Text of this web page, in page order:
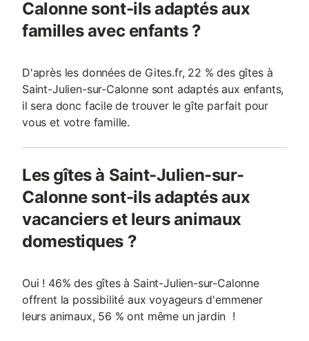
Calonne sont-ils adaptés aux
familles avec enfants ?
D'après les données de Gites.fr, 22 % des gîtes à
Saint-Julien-sur-Calonne sont adaptés aux enfants,
il sera donc facile de trouver le gîte parfait pour
vous et votre famille.
Les gîtes à Saint-Julien-sur-
Calonne sont-ils adaptés aux
vacanciers et leurs animaux
domestiques ?
Oui ! 46% des gîtes à Saint-Julien-sur-Calonne
offrent la possibilité aux voyageurs d'emmener
leurs animaux, 56 % ont même un jardin !